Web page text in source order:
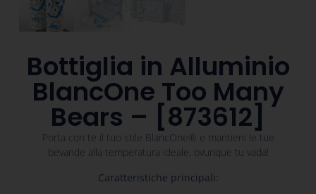
Bottiglia in Alluminio
BlancOne Too Many
Bears – [873612]
Porta con te il tuo stile BlancOne® e mantieni le tue
bevande alla temperatura ideale, ovunque tu vada!
Caratteristiche principali: